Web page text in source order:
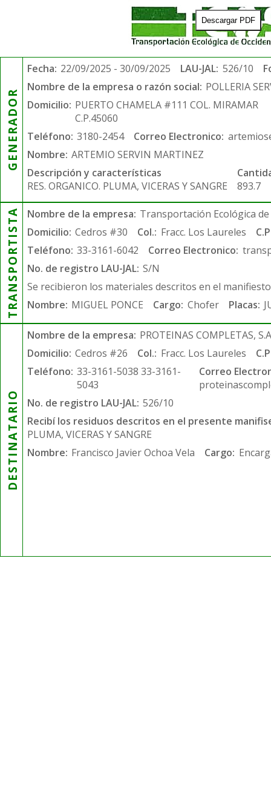
Descargar PDF
GENERADOR
Fecha: 22/09/2025 - 30/09/2025 LAU-JAL: 526/10
Nombre de la empresa o razón social: POLLERIA
Domicilio: PUERTO CHAMELA #111 COL. MIRAMAR
C.P.45060
Teléfono: 3180-2454 Correo Electronico:
Nombre: ARTEMIO SERVIN MARTINEZ
Descripción y características
RES. ORGANICO. PLUMA, VICERAS Y SANGRE
893.7
TRANSPORTISTA Nombre de la empresa: Transportación Ecológica de
Domicilio: Cedros #30 Col.: Fracc. Los Laureles
Teléfono: 33-3161-6042 Correo Electronico:
No. de registro LAU-JAL: S/N
Se recibieron los materiales descritos en el
Nombre: MIGUEL PONCE Cargo: Chofer Placas:
DESTINATARIO
Nombre de la empresa: PROTEINAS COMPLETAS,
Domicilio: Cedros #26 Col.: Fracc. Los Laureles
Teléfono: 33-3161-5038 33-3161-
5043
Correo
No. de registro LAU-JAL: 526/10
Recibí los residuos descritos en el presente
PLUMA, VICERAS Y SANGRE
Nombre: Francisco Javier Ochoa Vela Cargo: